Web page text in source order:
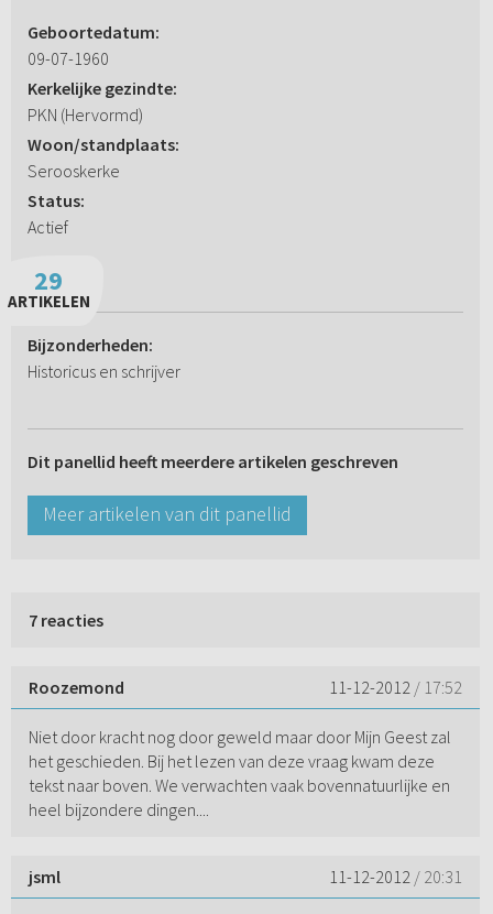
Geboortedatum:
09-07-1960
Kerkelijke gezindte:
PKN (Hervormd)
Woon/standplaats:
Serooskerke
Status:
Actief
29
ARTIKELEN
Bijzonderheden:
Historicus en schrijver
Dit panellid heeft meerdere artikelen geschreven
Meer artikelen van dit panellid
7 reacties
Roozemond 11-12-2012 / 17:52
Niet door kracht nog door geweld maar door Mijn Geest zal
het geschieden. Bij het lezen van deze vraag kwam deze
tekst naar boven. We verwachten vaak bovennatuurlijke en
heel bijzondere dingen....
jsml 11-12-2012 / 20:31